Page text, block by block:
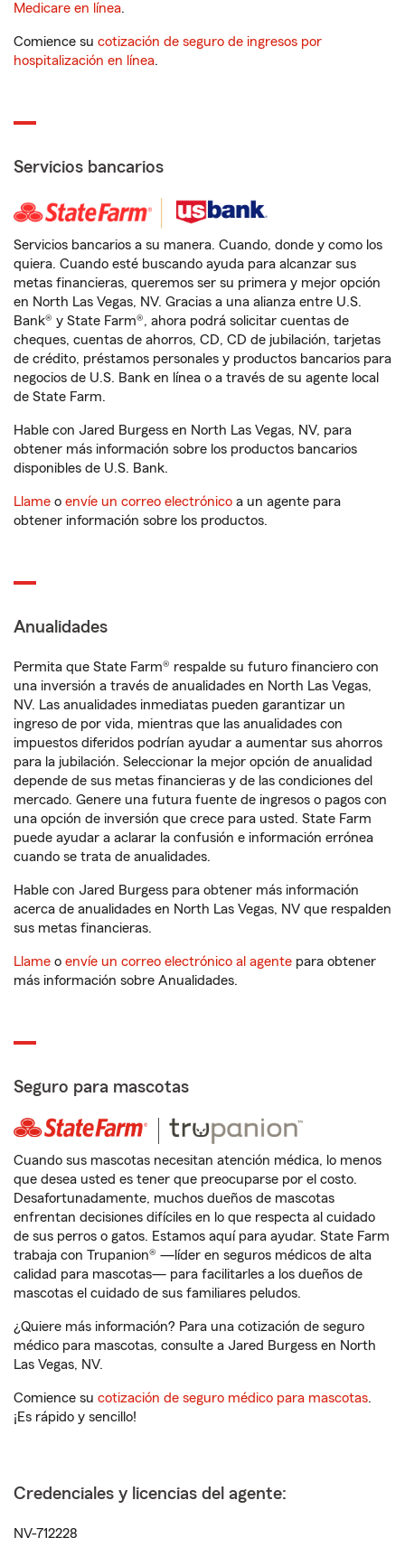
Medicare en línea.
Comience su cotización de seguro de ingresos por
hospitalización en línea.
Servicios bancarios
Servicios bancarios a su manera. Cuando, donde y como los
quiera. Cuando esté buscando ayuda para alcanzar sus
metas financieras, queremos ser su primera y mejor opción
en North Las Vegas, NV. Gracias a una alianza entre U.S.
Bank® y State Farm®, ahora podrá solicitar cuentas de
cheques, cuentas de ahorros, CD, CD de jubilación, tarjetas
de crédito, préstamos personales y productos bancarios para
negocios de U.S. Bank en línea o a través de su agente local
de State Farm.
Hable con Jared Burgess en North Las Vegas, NV, para
obtener más información sobre los productos bancarios
disponibles de U.S. Bank.
Llame o envíe un correo electrónico a un agente para
obtener información sobre los productos.
Anualidades
Permita que State Farm® respalde su futuro financiero con
una inversión a través de anualidades en North Las Vegas,
NV. Las anualidades inmediatas pueden garantizar un
ingreso de por vida, mientras que las anualidades con
impuestos diferidos podrían ayudar a aumentar sus ahorros
para la jubilación. Seleccionar la mejor opción de anualidad
depende de sus metas financieras y de las condiciones del
mercado. Genere una futura fuente de ingresos o pagos con
una opción de inversión que crece para usted. State Farm
puede ayudar a aclarar la confusión e información errónea
cuando se trata de anualidades.
Hable con Jared Burgess para obtener más información
acerca de anualidades en North Las Vegas, NV que respalden
sus metas financieras.
Llame o envíe un correo electrónico al agente para obtener
más información sobre Anualidades.
Seguro para mascotas
Cuando sus mascotas necesitan atención médica, lo menos
que desea usted es tener que preocuparse por el costo.
Desafortunadamente, muchos dueños de mascotas
enfrentan decisiones difíciles en lo que respecta al cuidado
de sus perros o gatos. Estamos aquí para ayudar. State Farm
trabaja con Trupanion® —líder en seguros médicos de alta
calidad para mascotas— para facilitarles a los dueños de
mascotas el cuidado de sus familiares peludos.
¿Quiere más información? Para una cotización de seguro
médico para mascotas, consulte a Jared Burgess en North
Las Vegas, NV.
Comience su cotización de seguro médico para mascotas.
¡Es rápido y sencillo!
Credenciales y licencias del agente:
NV-712228